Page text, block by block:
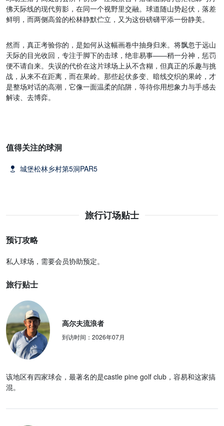
佛天际线的现代剪影，在同一个视野里交融。球道随山势起伏，落差
鲜明，而两侧高耸的松林静默伫立，又为这份磅礴平添一份静美。
然而，真正考验你的，是如何从这幅画卷中抽身归来。将飘忽于远山
天际的目光收回，专注于脚下的击球，绝非易事——稍一分神，惩罚
便不请自来。失误的代价在这片球场上从不含糊，但真正的乐趣与挑
战，从来不在距离，而在果岭。那些起伏多变、暗线交织的果岭，才
是整场对话的高潮，它像一面温柔的陷阱，等待你用想象力与手感去
解读、去博弈。
值得关注的球洞
城堡松林乡村第5洞PAR5
旅行订场贴士
预订攻略
私人球场，需要会员协助预定。
旅行贴士
高尔夫流浪者
到访时间： 2026年07月
该地区有四家球会，最著名的是castle pine golf club，容易和这家搞
混。